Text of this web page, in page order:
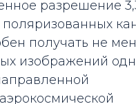
разрешение
получать не
изображений